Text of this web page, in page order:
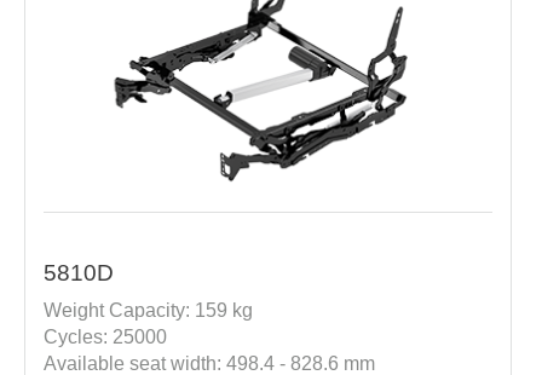
5810D
Weight Capacity: 159 kg
Cycles: 25000
Available seat width: 498.4 - 828.6 mm